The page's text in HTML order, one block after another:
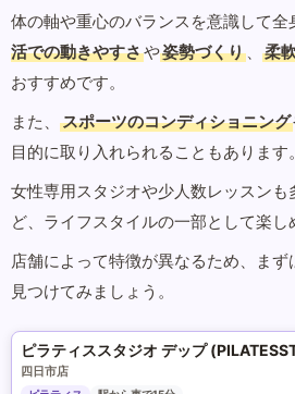
体の軸や重心のバランスを意識して全
活での動きやすさや姿勢づくり 、 柔
おすすめです。
また、
スポーツのコンディショニング
目的に取り入れられることもあります。
女性専用スタジオや少人数レッスン
ど、ライフスタイルの一部として楽し
店舗によって特徴が異なるため、ま
見つけてみましょう。
四日市店